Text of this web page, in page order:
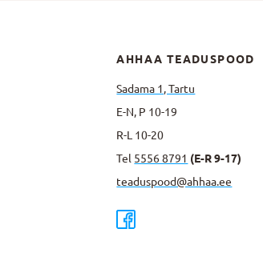
AHHAA TEADUSPOOD
Sadama 1, Tartu
E-N, P 10-19
R-L 10-20
Tel 5556 8791 (E-R 9-17)
teaduspood@ahhaa.ee